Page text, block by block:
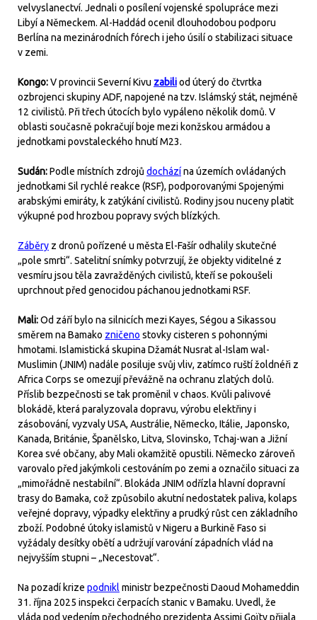
velvyslanectví. Jednali o posílení vojenské spolupráce mezi
Libyí a Německem. Al-Haddád ocenil dlouhodobou podporu
Berlína na mezinárodních fórech i jeho úsilí o stabilizaci situace
v zemi.
Kongo:V provincii Severní Kivu zabiliod úterý do čtvrtka
ozbrojenci skupiny ADF, napojené na tzv. Islámský stát, nejméně
12 civilistů. Při třech útocích bylo vypáleno několik domů. V
oblasti současně pokračují boje mezi konžskou armádou a
jednotkami povstaleckého hnutí M23.
Sudán:Podle místních zdrojů docházína územích ovládaných
jednotkami Sil rychlé reakce (RSF), podporovanými Spojenými
arabskými emiráty, k zatýkání civilistů. Rodiny jsou nuceny platit
výkupné pod hrozbou popravy svých blízkých.
Záběry z dronů pořízené u města El-Fašír odhalily skutečné
„pole smrti“. Satelitní snímky potvrzují, že objekty viditelné z
vesmíru jsou těla zavražděných civilistů, kteří se pokoušeli
uprchnout před genocidou páchanou jednotkami RSF.
Mali:Od září bylo na silnicích mezi Kayes, Ségou a Sikassou
směrem na Bamako zničeno stovky cisteren s pohonnými
hmotami. Islamistická skupina Džamát Nusrat al-Islam wal-
Muslimin (JNIM) nadále posiluje svůj vliv, zatímco ruští žoldnéři z
Africa Corps se omezují převážně na ochranu zlatých dolů.
Příslib bezpečnosti se tak proměnil v chaos. Kvůli palivové
blokádě, která paralyzovala dopravu, výrobu elektřiny i
zásobování, vyzvaly USA, Austrálie, Německo, Itálie, Japonsko,
Kanada, Británie, Španělsko, Litva, Slovinsko, Tchaj-wan a Jižní
Korea své občany, aby Mali okamžitě opustili. Německo zároveň
varovalo před jakýmkoli cestováním po zemi a označilo situaci za
„mimořádně nestabilní“. Blokáda JNIM odřízla hlavní dopravní
trasy do Bamaka, což způsobilo akutní nedostatek paliva, kolaps
veřejné dopravy, výpadky elektřiny a prudký růst cen základního
zboží. Podobné útoky islamistů v Nigeru a Burkině Faso si
vyžádaly desítky obětí a udržují varování západních vlád na
nejvyšším stupni – „Necestovat“.
Na pozadí krize podnikl ministr bezpečnosti Daoud Mohameddin
31. října 2025 inspekci čerpacích stanic v Bamaku. Uvedl, že
vláda pod vedením přechodného prezidenta Assimi Goïty přijala